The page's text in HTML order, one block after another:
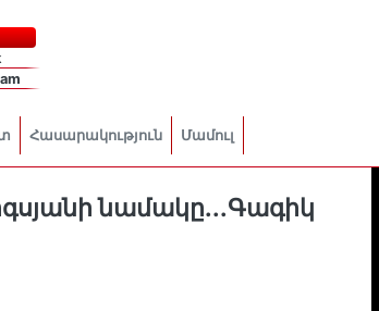
Հասարակություն Մամուլ
նամակը...Գագիկ